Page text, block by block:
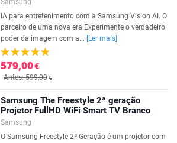
Samsung
IA para entretenimento com a Samsung Vision AI. O
parceiro de uma nova era.Experimente o verdadeiro
poder da imagem com a...
[Ler mais]
579,00€
Antes: 599,00€
Samsung The Freestyle 2ª geração
Projetor FullHD WiFi Smart TV Branco
Samsung
O Samsung Freestyle 2ª Geração é um projetor com